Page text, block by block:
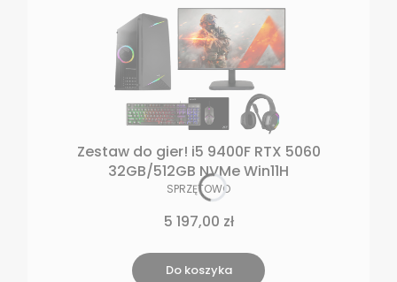
Zestaw do gier! i5 9400F RTX 5060
32GB/512GB NVMe Win11H
PRODUCENT
SPRZĘTOWO
Cena
5 197,00 zł
Do koszyka